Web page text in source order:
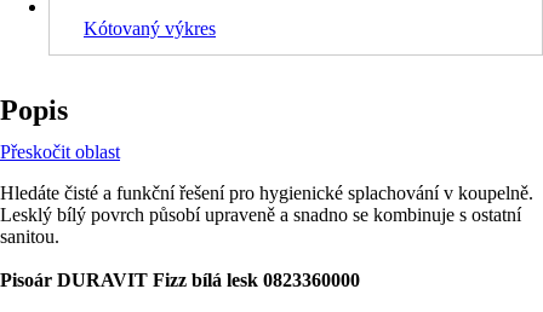
Kótovaný výkres
Popis
Přeskočit oblast
Hledáte čisté a funkční řešení pro hygienické splachování v koupelně.
Lesklý bílý povrch působí upraveně a snadno se kombinuje s ostatní
sanitou.
Pisoár DURAVIT Fizz bílá lesk 0823360000